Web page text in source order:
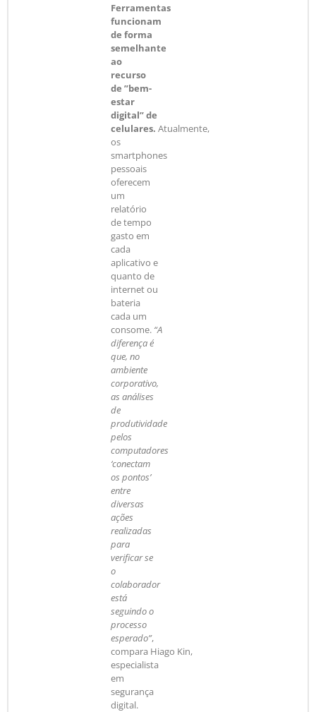
Ferramentas
funcionam
de forma
semelhante
ao
recurso
de ”bem-
estar
digital” de
celulares. Atualmente,
os
smartphones
pessoais
oferecem
um
relatório
de tempo
gasto em
cada
aplicativo e
quanto de
internet ou
bateria
cada um
consome. “A
diferença é
que, no
ambiente
corporativo,
as análises
de
produtividade
pelos
computadores
‘conectam
os pontos’
entre
diversas
ações
realizadas
para
verificar se
o
colaborador
está
seguindo o
processo
esperado”,
compara Hiago Kin,
especialista
em
segurança
digital.